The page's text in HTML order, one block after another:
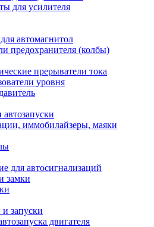
для усилителя
автомагнитол
предохранителя (колбы)
прерыватели тока
уровня
иммобилайзеры, маяки
для автосигнализаций
замки
запуски
двигателя